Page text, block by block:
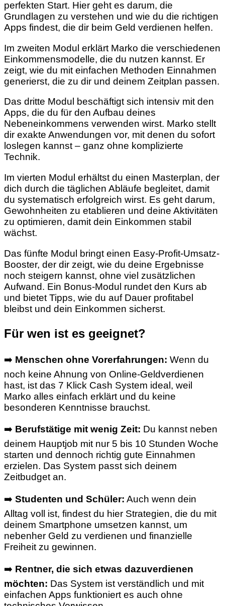
perfekten Start. Hier geht es darum, die
Grundlagen zu verstehen und wie du die richtigen
Apps findest, die dir beim Geld verdienen helfen.
Im zweiten Modul erklärt Marko die verschiedenen
Einkommensmodelle, die du nutzen kannst. Er
zeigt, wie du mit einfachen Methoden Einnahmen
generierst, die zu dir und deinem Zeitplan passen.
Das dritte Modul beschäftigt sich intensiv mit den
Apps, die du für den Aufbau deines
Nebeneinkommens verwenden wirst. Marko stellt
dir exakte Anwendungen vor, mit denen du sofort
loslegen kannst – ganz ohne komplizierte
Technik.
Im vierten Modul erhältst du einen Masterplan, der
dich durch die täglichen Abläufe begleitet, damit
du systematisch erfolgreich wirst. Es geht darum,
Gewohnheiten zu etablieren und deine Aktivitäten
zu optimieren, damit dein Einkommen stabil
wächst.
Das fünfte Modul bringt einen Easy-Profit-Umsatz-
Booster, der dir zeigt, wie du deine Ergebnisse
noch steigern kannst, ohne viel zusätzlichen
Aufwand. Ein Bonus-Modul rundet den Kurs ab
und bietet Tipps, wie du auf Dauer profitabel
bleibst und dein Einkommen sicherst.
Für wen ist es geeignet?
➡️ Menschen ohne Vorerfahrungen: Wenn du
noch keine Ahnung von Online-Geldverdienen
hast, ist das 7 Klick Cash System ideal, weil
Marko alles einfach erklärt und du keine
besonderen Kenntnisse brauchst.
➡️ Berufstätige mit wenig Zeit: Du kannst neben
deinem Hauptjob mit nur 5 bis 10 Stunden Woche
starten und dennoch richtig gute Einnahmen
erzielen. Das System passt sich deinem
Zeitbudget an.
➡️ Studenten und Schüler: Auch wenn dein
Alltag voll ist, findest du hier Strategien, die du mit
deinem Smartphone umsetzen kannst, um
nebenher Geld zu verdienen und finanzielle
Freiheit zu gewinnen.
➡️ Rentner, die sich etwas dazuverdienen
möchten: Das System ist verständlich und mit
einfachen Apps funktioniert es auch ohne